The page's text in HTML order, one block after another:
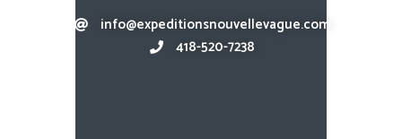
info@expeditionsnouvellevague.com
418-520-7238​